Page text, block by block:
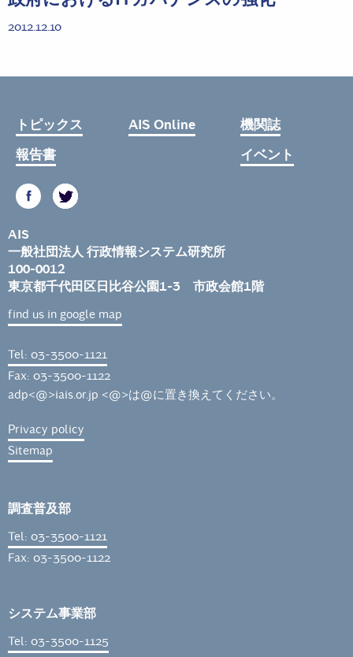
2012.12.10
トピックス AIS Online
機関誌
報告書
イベント
AIS
一般社団法人 行政情報システム研究所
100-0012
東京都千代田区日比谷公園1-3 市政会館1階
find us in google map
Tel: 03-3500-1121
Fax: 03-3500-1122
adp<@>iais.or.jp <@>は@に置き換えてください。
Privacy policy
Sitemap
調査普及部
Tel: 03-3500-1121
Fax: 03-3500-1122
システム事業部
Tel: 03-3500-1125